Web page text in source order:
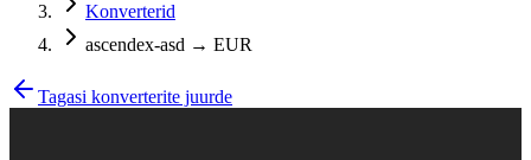
Konverterid
ascendex-asd → EUR
Tagasi konverterite juurde